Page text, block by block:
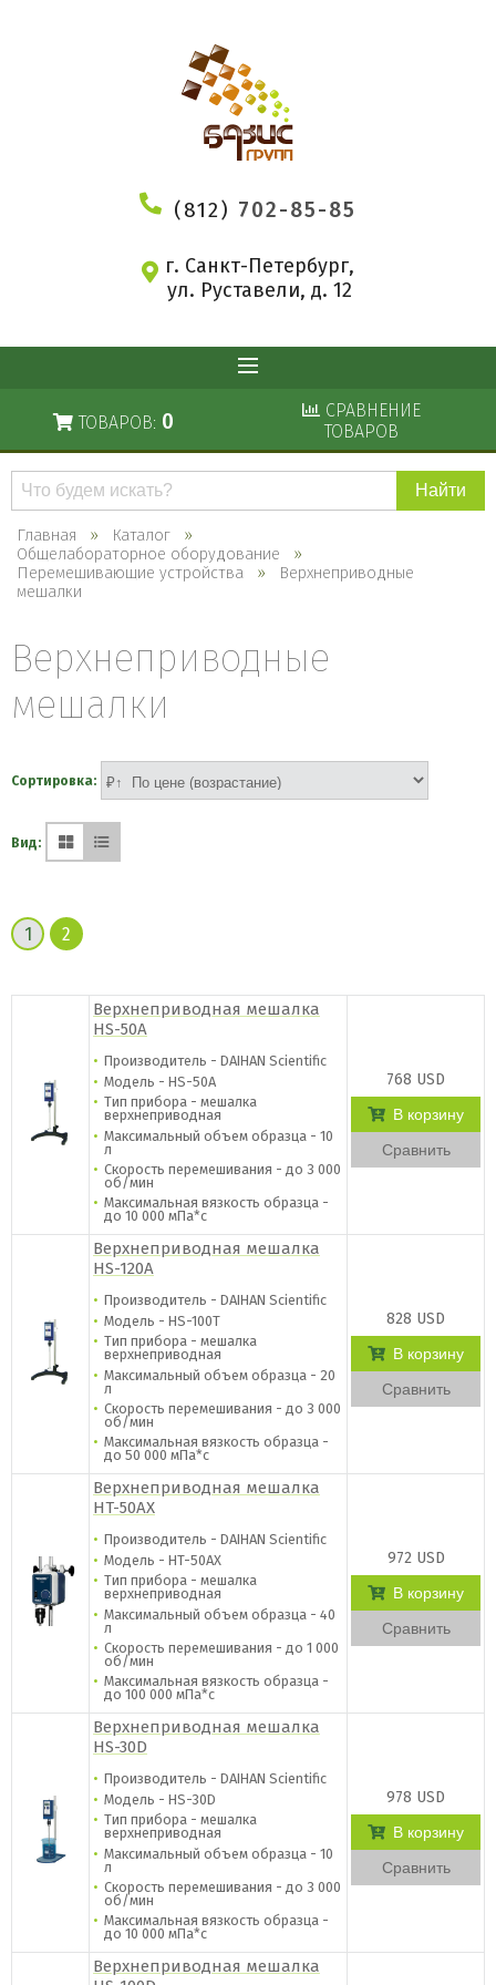
(812) 702-85-85
г. Санкт-Петербург,
ул. Руставели, д. 12
ТОВАРОВ: 0
СРАВНЕНИЕ
ТОВАРОВ
Поиск
каталогу
Главная
Каталог
Общелабораторное оборудование
Перемешивающие устройства
Верхнеприводные
мешалки
Верхнеприводные
мешалки
Сортировка:
Вид:
1 2
Верхнеприводная мешалка
HS-50А
Производитель - DAIHAN Scientific
Модель - HS-50A
Тип прибора - мешалка
верхнеприводная
Максимальный объем образца - 10
л
Скорость перемешивания - до 3 000
об/мин
Максимальная вязкость образца -
до 10 000 мПа*с
768 USD
В корзину
Сравнить
Верхнеприводная мешалка
HS-120A
Производитель - DAIHAN Scientific
Модель - HS-100T
Тип прибора - мешалка
верхнеприводная
Максимальный объем образца - 20
л
Скорость перемешивания - до 3 000
об/мин
Максимальная вязкость образца -
до 50 000 мПа*с
828 USD
В корзину
Сравнить
Верхнеприводная мешалка
HT-50AX
Производитель - DAIHAN Scientific
Модель - HT-50AX
Тип прибора - мешалка
верхнеприводная
Максимальный объем образца - 40
л
Скорость перемешивания - до 1 000
об/мин
Максимальная вязкость образца -
до 100 000 мПа*с
972 USD
В корзину
Сравнить
Верхнеприводная мешалка
HS-30D
Производитель - DAIHAN Scientific
Модель - HS-30D
Тип прибора - мешалка
верхнеприводная
Максимальный объем образца - 10
л
Скорость перемешивания - до 3 000
об/мин
Максимальная вязкость образца -
до 10 000 мПа*с
978 USD
В корзину
Сравнить
Верхнеприводная мешалка